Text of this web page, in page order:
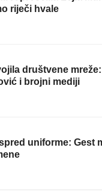
riječi hvale
društvene
i brojni mediji
uniforme: Gest